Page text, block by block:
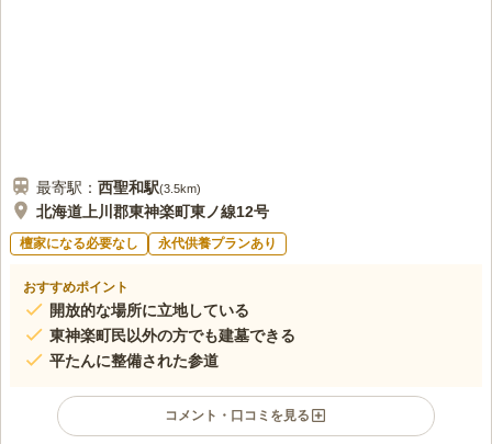
最寄駅： 西聖和駅(3.5km)
北海道上川郡東神楽町東ノ線12号
檀家になる必要なし 永代供養プランあり
おすすめポイント
開放的な場所に立地している
東神楽町民以外の方でも建墓できる
平たんに整備された参道
コメント・口コミを見る